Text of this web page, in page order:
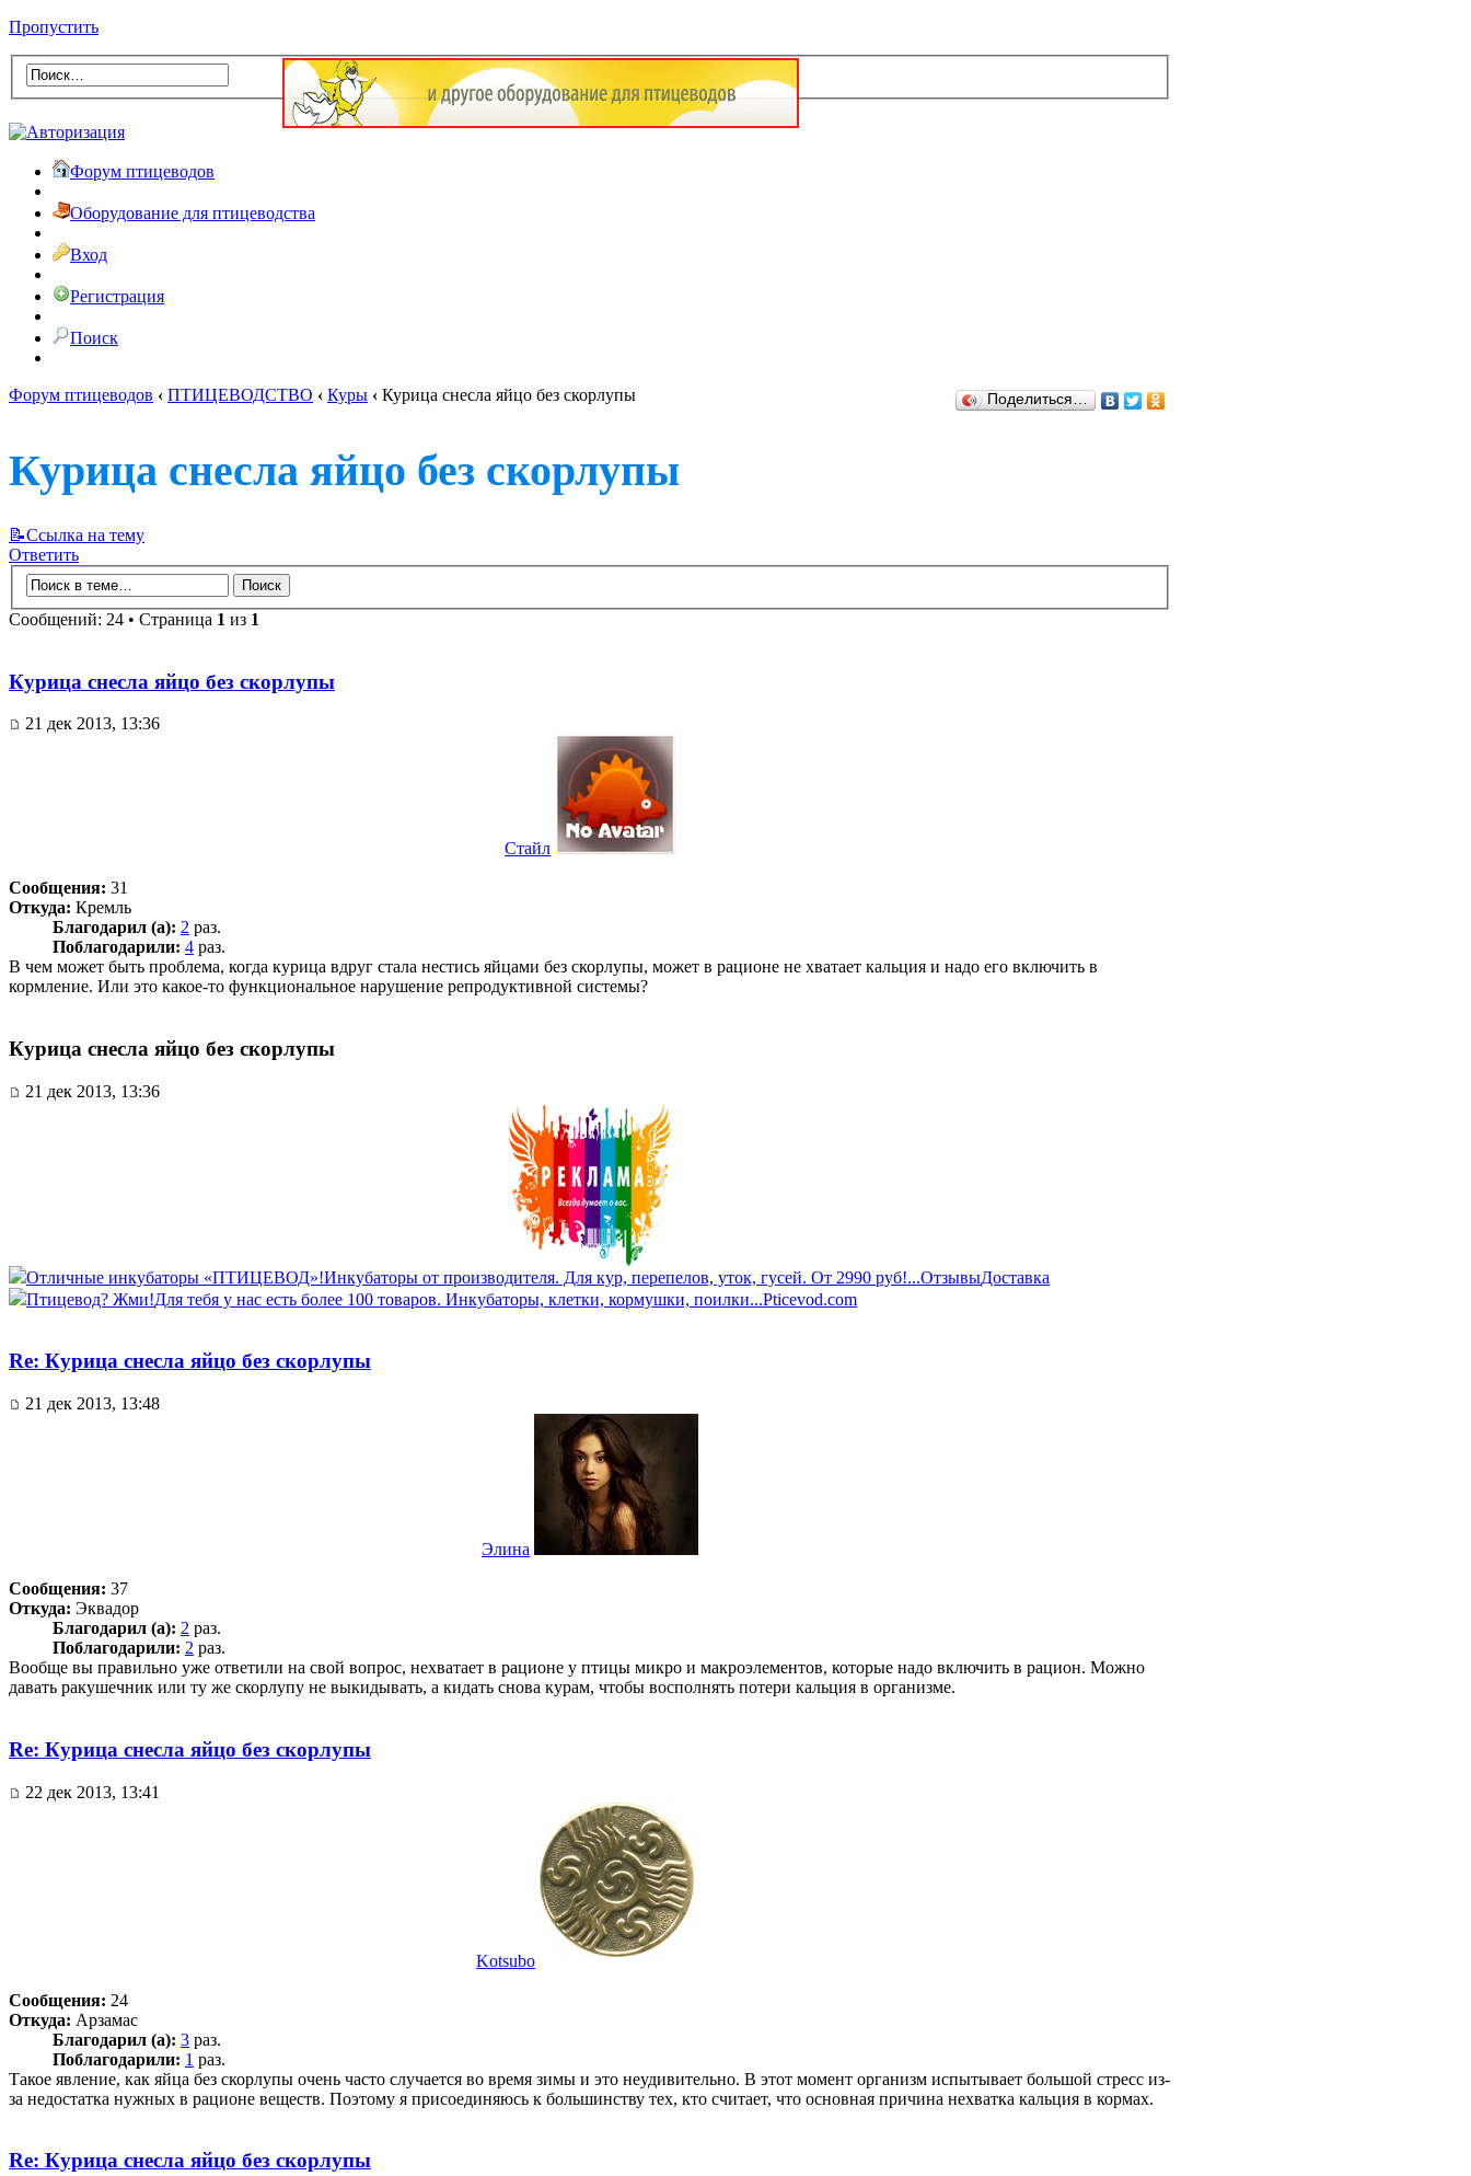
Пропустить
Форум птицеводов
Оборудование для птицеводства
Вход
Регистрация
Поиск
Форум птицеводов ‹ ПТИЦЕВОДСТВО ‹ Куры ‹ Курица снесла яйцо без скорлупы Поделиться…
Курица снесла яйцо без скорлупы
📝Ссылка на тему
Ответить
Сообщений: 24 • Страница 1 из 1
Курица снесла яйцо без скорлупы
21 дек 2013, 13:36
Стайл
Сообщения: 31
Откуда: Кремль
Благодарил (а): 2 раз.
Поблагодарили: 4 раз.
В чем может быть проблема, когда курица вдруг стала нестись яйцами без скорлупы, может в рационе не хватает кальция и надо его включить в
кормление. Или это какое-то функциональное нарушение репродуктивной системы?
Курица снесла яйцо без скорлупы
21 дек 2013, 13:36
Отличные инкубаторы «ПТИЦЕВОД»!Инкубаторы от производителя. Для кур, перепелов, уток, гусей. От 2990 руб!...ОтзывыДоставка
Птицевод? Жми!Для тебя у нас есть более 100 товаров. Инкубаторы, клетки, кормушки, поилки...Pticevod.com
Re: Курица снесла яйцо без скорлупы
21 дек 2013, 13:48
Элина
Сообщения: 37
Откуда: Эквадор
Благодарил (а): 2 раз.
Поблагодарили: 2 раз.
Вообще вы правильно уже ответили на свой вопрос, нехватает в рационе у птицы микро и макроэлементов, которые надо включить в рацион. Можно
давать ракушечник или ту же скорлупу не выкидывать, а кидать снова курам, чтобы восполнять потери кальция в организме.
Re: Курица снесла яйцо без скорлупы
22 дек 2013, 13:41
Kotsubo
Сообщения: 24
Откуда: Арзамас
Благодарил (а): 3 раз.
Поблагодарили: 1 раз.
Такое явление, как яйца без скорлупы очень часто случается во время зимы и это неудивительно. В этот момент организм испытывает большой стресс из-
за недостатка нужных в рационе веществ. Поэтому я присоединяюсь к большинству тех, кто считает, что основная причина нехватка кальция в кормах.
Re: Курица снесла яйцо без скорлупы